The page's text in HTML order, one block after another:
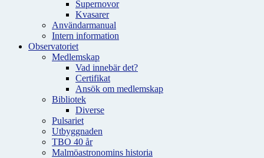
Supernovor
Kvasarer
Användarmanual
Intern information
Observatoriet
Medlemskap
Vad innebär det?
Certifikat
Ansök om medlemskap
Bibliotek
Diverse
Pulsariet
Utbyggnaden
TBO 40 år
Malmöastronomins historia